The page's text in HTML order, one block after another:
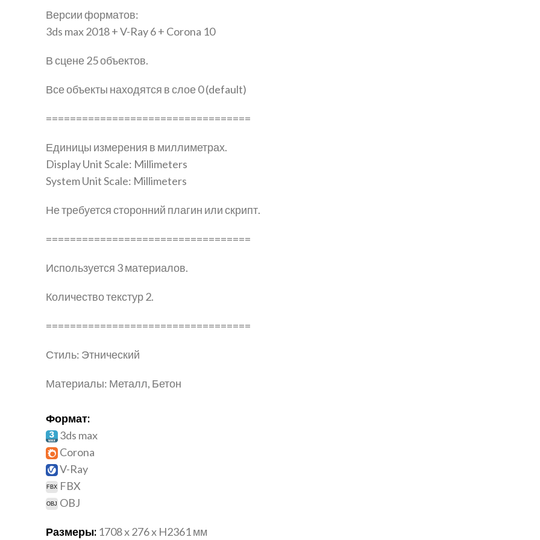
Версии форматов:
3ds max 2018 + V-Ray 6 + Corona 10
В сцене 25 объектов.
Все объекты находятся в слое 0 (default)
==================================
Единицы измерения в миллиметрах.
Display Unit Scale: Millimeters
System Unit Scale: Millimeters
Не требуется сторонний плагин или скрипт.
==================================
Используется 3 материалов.
Количество текстур 2.
==================================
Стиль: Этнический
Материалы: Металл, Бетон
Формат:
3ds max
Corona
V-Ray
FBX
OBJ
Размеры: 1708 x 276 x H2361 мм